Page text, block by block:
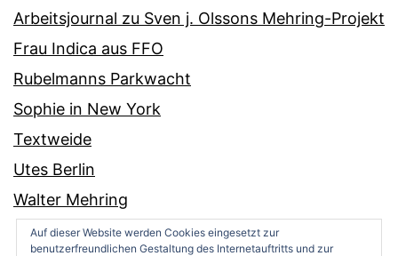
Arbeitsjournal zu Sven j. Olssons Mehring-Projekt
Frau Indica aus FFO
Rubelmanns Parkwacht
Sophie in New York
Textweide
Utes Berlin
Walter Mehring
Auf dieser Website werden Cookies eingesetzt zur
benutzerfreundlichen Gestaltung des Internetauftritts und zur